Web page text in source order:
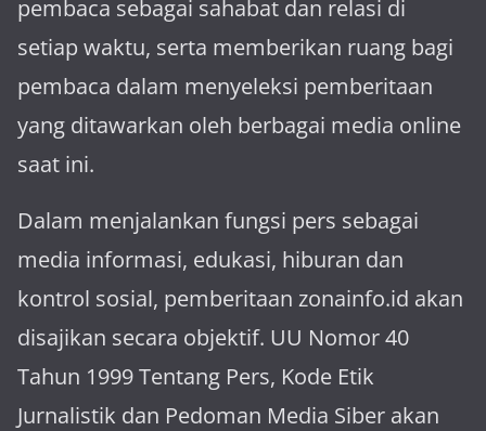
pembaca sebagai sahabat dan relasi di
setiap waktu, serta memberikan ruang bagi
pembaca dalam menyeleksi pemberitaan
yang ditawarkan oleh berbagai media online
saat ini.
Dalam menjalankan fungsi pers sebagai
media informasi, edukasi, hiburan dan
kontrol sosial, pemberitaan zonainfo.id akan
disajikan secara objektif. UU Nomor 40
Tahun 1999 Tentang Pers, Kode Etik
Jurnalistik dan Pedoman Media Siber akan